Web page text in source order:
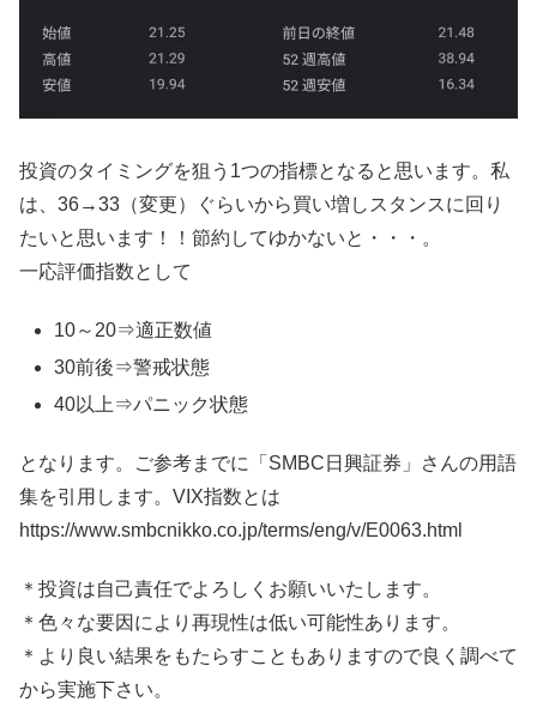
投資のタイミングを狙う1つの指標となると思います。私
は、36→33（変更）ぐらいから買い増しスタンスに回り
たいと思います！！節約してゆかないと・・・。
一応評価指数として
10～20⇒適正数値
30前後⇒警戒状態
40以上⇒パニック状態
となります。ご参考までに「SMBC日興証券」さんの用語
集を引用します。VIX指数とは
https://www.smbcnikko.co.jp/terms/eng/v/E0063.html
＊投資は自己責任でよろしくお願いいたします。
＊色々な要因により再現性は低い可能性あります。
＊より良い結果をもたらすこともありますので良く調べて
から実施下さい。